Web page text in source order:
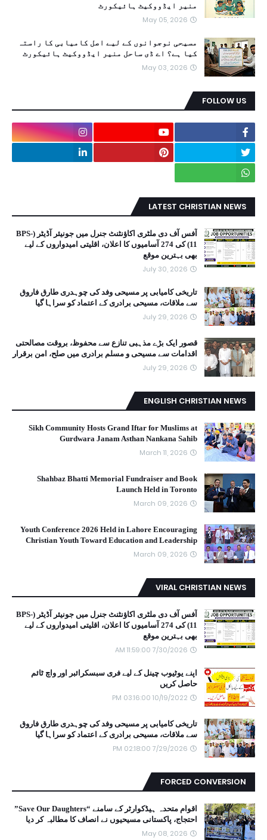
منیر ایڈووکیٹ ہائیکورٹ
May 05, 2026
مسیحی نوجوانوں کے لیے اصل کامیابی کا راستہ
کیا ہے؟ اے ڈی ساحل منیر ایڈووکیٹ ہائیکورٹ
May 03, 2026
FOLLOW US
LATEST CHRISTIAN NEWS
آفس آف دی ملٹری اکاؤنٹنٹ جنرل میں جونیئر آڈیٹر (BPS-
11) کی 274 آسامیوں کا اعلان، اقلیتی امیدواروں کے لیے
بھی بہترین موقع
July 30, 2026
تاریخی کامیابی پر مسیحی وفد کی چوہدری طارق فاروق
سے ملاقات، مسیحی برادری کے اعتماد کو سراہا گیا
July 29, 2026
قصور ایک بڑے مذہبی تنازع سے محفوظ، بروقت مصالحتی
اقدامات سے مسیحی و مسلم برادری میں صلح، امن برقرار
July 29, 2026
ENGLISH CHRISTIAN NEWS
Sikh Community Hosts Grand Iftar for Muslims at
Gurdwara Janam Asthan Nankana Sahib
March 11, 2026
Shahbaz Bhatti Memorial Fundraiser and Book
Launch Held in Toronto
March 09, 2026
Youth Conference 2026 Held in Lahore Encouraging
Christian Youth Toward Education and Leadership
March 09, 2026
VIRAL CHRISTIAN NEWS
آفس آف دی ملٹری اکاؤنٹنٹ جنرل میں جونیئر آڈیٹر (BPS-
11) کی 274 آسامیوں کا اعلان، اقلیتی امیدواروں کے لیے
بھی بہترین موقع
7/30/2026 11:59:00 AM
اپنے یوٹیوب چینل کے لیے فری سبسکرائبر اور واچ ٹائم
حاصل کریں
10/19/2022 03:16:00 PM
تاریخی کامیابی پر مسیحی وفد کی چوہدری طارق فاروق
سے ملاقات، مسیحی برادری کے اعتماد کو سراہا گیا
7/29/2026 02:18:00 PM
FORCED CONVERSION
اقوام متحدہ ہیڈکوارٹر کے سامنے “Save Our Daughters”
احتجاج، پاکستانی مسیحیوں نے انصاف کا مطالبہ کر دیا
May 08, 2026